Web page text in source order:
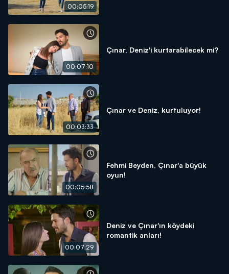
00:05:19
00:07:10
Çınar, Deniz'i kurtarabilecek mi?
00:03:33
Çınar ve Deniz, kurtuluyor!
00:05:58
Fehmi Beyden, Çınar'a büyük
oyun!
00:07:29
Deniz ve Çınar'ın köydeki
romantik anları!